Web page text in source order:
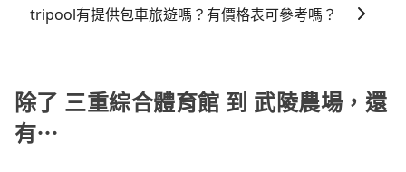
車或者要載其他乘客的人來說就有不小的風險。最後，
可事先將您的需求寄至旅步的客服信箱：
以依照您行程人數的需求進行選擇。此外，為確保您的
策，讓您在規劃行程時能更無後顧之憂。無論您是要前
往市區還是郊區，我們都可以為您提供最佳的旅遊體
驗。所以，如果您正在尋找一家可靠的包車公司，
tripool有提供包車旅遊嗎？有價格表可參考嗎？
有，可彈性選擇2~12小時的服務，滿足家族出遊、朋友
聚會、婚喪喜慶等不同的需求。價格透明、無隱藏費
用，網站試算即真實價格，免去來回電話確認。一天包
除了 三重綜合體育館 到 武陵農場，還
有⋯